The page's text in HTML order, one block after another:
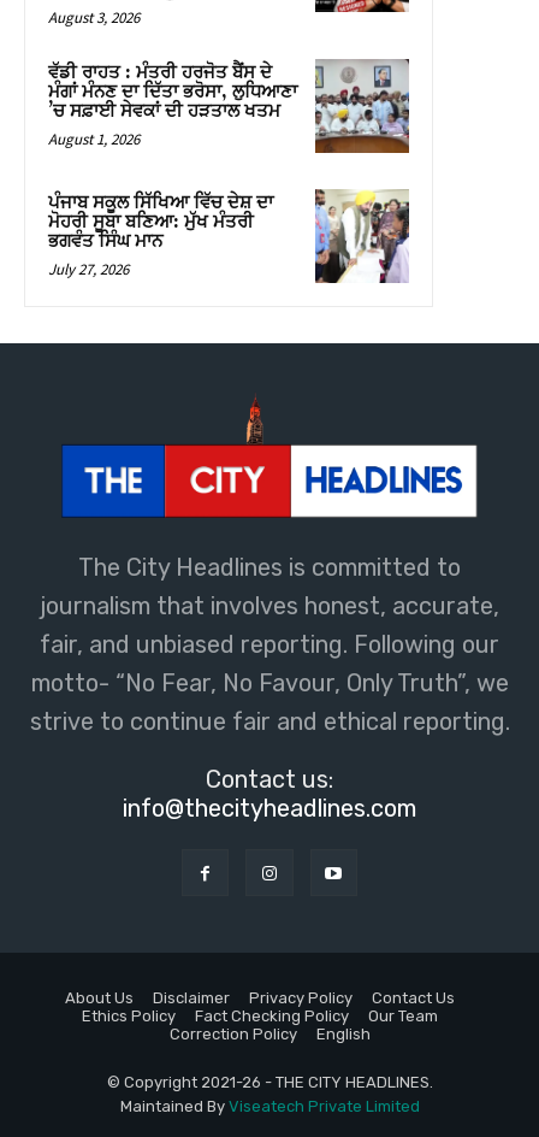
The City Headlines is committed to
journalism that involves honest, accurate,
fair, and unbiased reporting. Following our
motto- “No Fear, No Favour, Only Truth”, we
strive to continue fair and ethical reporting.
Contact us:
info@thecityheadlines.com
About Us Disclaimer Privacy Policy
Contact Us
Ethics Policy
Fact Checking Policy
Our Team
Correction Policy
English
© Copyright 2021-26 - THE CITY HEADLINES.
Maintained By Viseatech Private Limited